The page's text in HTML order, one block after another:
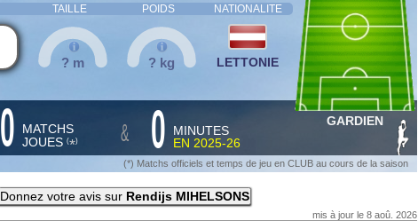
TAILLE POIDS NATIONALITE
? m ? kg LETTONIE
0 MATCHS
JOUES (*) & 0
MINUTES
EN 2025-26
GARDIEN
(*) Matchs officiels et temps de jeu en CLUB au cours de la saison
Donnez votre avis sur Rendijs MIHELSONS
mis à jour le 8 aoû. 2026